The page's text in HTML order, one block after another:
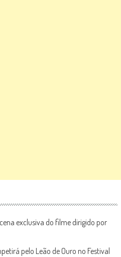
exclusiva do filme dirigido por
pelo Leão de Ouro no Festival